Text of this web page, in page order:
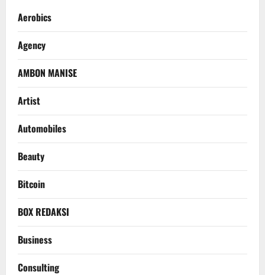
Aerobics
Agency
AMBON MANISE
Artist
Automobiles
Beauty
Bitcoin
BOX REDAKSI
Business
Consulting